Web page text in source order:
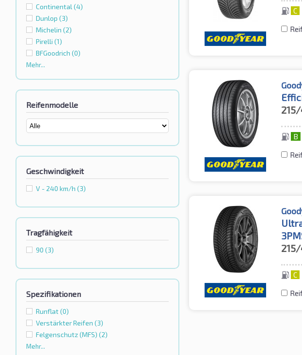
Continental (4)
Dunlop (3)
Michelin (2)
Pirelli (1)
BFGoodrich (0)
Mehr...
Reifenmodelle
Geschwindigkeit
V - 240 km/h (3)
Tragfähigkeit
90 (3)
Spezifikationen
Runflat(0)
Verstärkter Reifen (3)
Felgenschutz (MFS) (2)
Mehr...
C
215/
B
215/
C